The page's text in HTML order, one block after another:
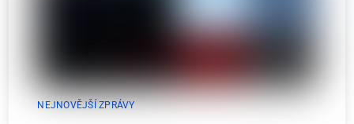
NEJNOVĚJŠÍ ZPRÁVY